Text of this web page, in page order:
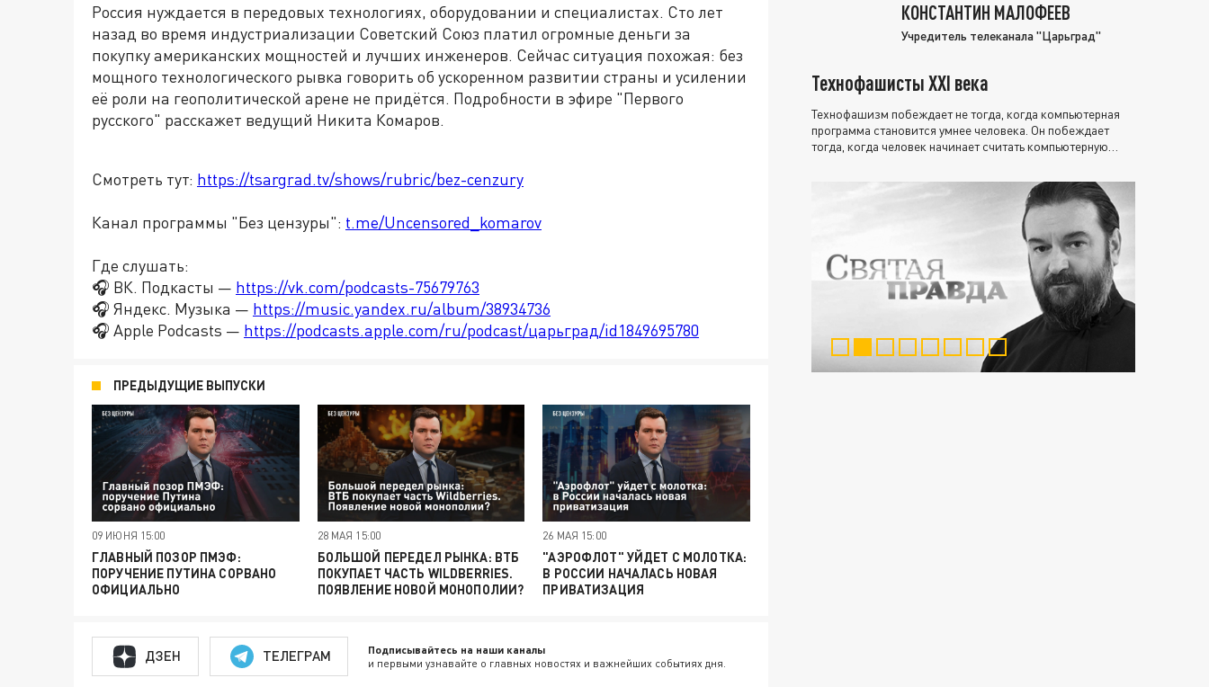
Россия нуждается в передовых технологиях, оборудовании и специалистах. Сто лет
назад во время индустриализации Советский Союз платил огромные деньги за
покупку американских мощностей и лучших инженеров. Сейчас ситуация похожая: без
мощного технологического рывка говорить об ускоренном развитии страны и усилении
её роли на геополитической арене не придётся. Подробности в эфире "Первого
русского" расскажет ведущий Никита Комаров.
Смотреть тут: https://tsargrad.tv/shows/rubric/bez-cenzury
Канал программы "Без цензуры": t.me/Uncensored_komarov
Где слушать:
🎧 ВК. Подкасты — https://vk.com/podcasts-75679763
🎧 Яндекс. Музыка — https://music.yandex.ru/album/38934736
🎧 Apple Podcasts — https://podcasts.apple.com/ru/podcast/царьград/id1849695780
ПРЕДЫДУЩИЕ ВЫПУСКИ
09 ИЮНЯ 15:00
ГЛАВНЫЙ ПОЗОР ПМЭФ:
ПОРУЧЕНИЕ ПУТИНА СОРВАНО
ОФИЦИАЛЬНО
28 МАЯ 15:00
БОЛЬШОЙ ПЕРЕДЕЛ РЫНКА: ВТБ
ПОКУПАЕТ ЧАСТЬ WILDBERRIES.
ПОЯВЛЕНИЕ НОВОЙ МОНОПОЛИИ?
26 МАЯ 15:00
"АЭРОФЛОТ" УЙДЕТ С МОЛОТКА:
В РОССИИ НАЧАЛАСЬ НОВАЯ
ПРИВАТИЗАЦИЯ
ДЗЕН ТЕЛЕГРАМ Подписывайтесь на наши каналы
и первыми узнавайте о главных новостях и важнейших событиях дня.
КОНСТАНТИН МАЛОФЕЕВ
Учредитель телеканала "Царьград"
Технофашисты XXI века
Технофашизм побеждает не тогда, когда компьютерная
программа становится умнее человека. Он побеждает
тогда, когда человек начинает считать компьютерную